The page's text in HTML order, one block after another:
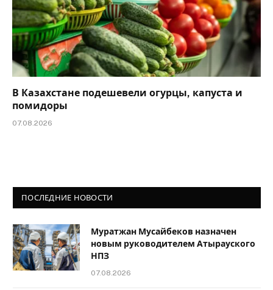
В Казахстане подешевели огурцы, капуста и
помидоры
07.08.2026
ПОСЛЕДНИЕ НОВОСТИ
Муратжан Мусайбеков назначен
новым руководителем Атырауского
НПЗ
07.08.2026